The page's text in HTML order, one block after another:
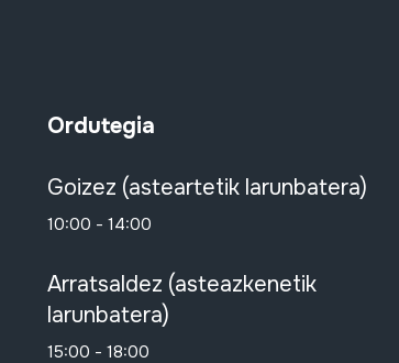
Ordutegia
Goizez (asteartetik larunbatera)
10:00 - 14:00
Arratsaldez (asteazkenetik
larunbatera)
15:00 - 18:00